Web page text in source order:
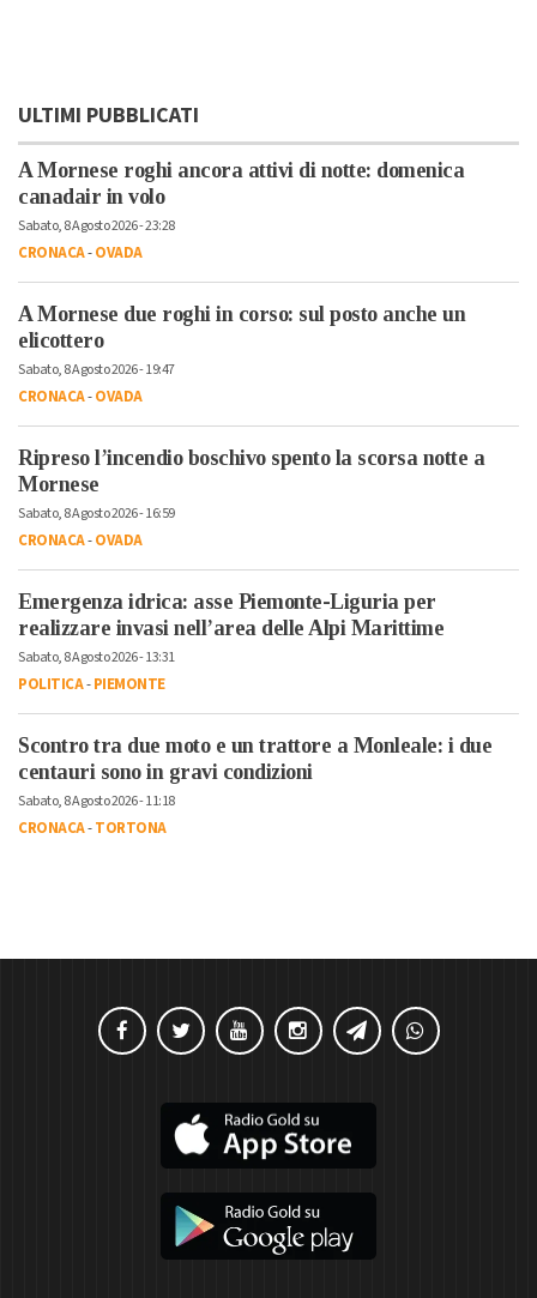
ULTIMI PUBBLICATI
A Mornese roghi ancora attivi di notte: domenica
canadair in volo
Sabato, 8 Agosto 2026 - 23:28
CRONACA-OVADA
A Mornese due roghi in corso: sul posto anche un
elicottero
Sabato, 8 Agosto 2026 - 19:47
CRONACA-OVADA
Ripreso l’incendio boschivo spento la scorsa notte a
Mornese
Sabato, 8 Agosto 2026 - 16:59
CRONACA-OVADA
Emergenza idrica: asse Piemonte-Liguria per
realizzare invasi nell’area delle Alpi Marittime
Sabato, 8 Agosto 2026 - 13:31
POLITICA-PIEMONTE
Scontro tra due moto e un trattore a Monleale: i due
centauri sono in gravi condizioni
Sabato, 8 Agosto 2026 - 11:18
CRONACA-TORTONA